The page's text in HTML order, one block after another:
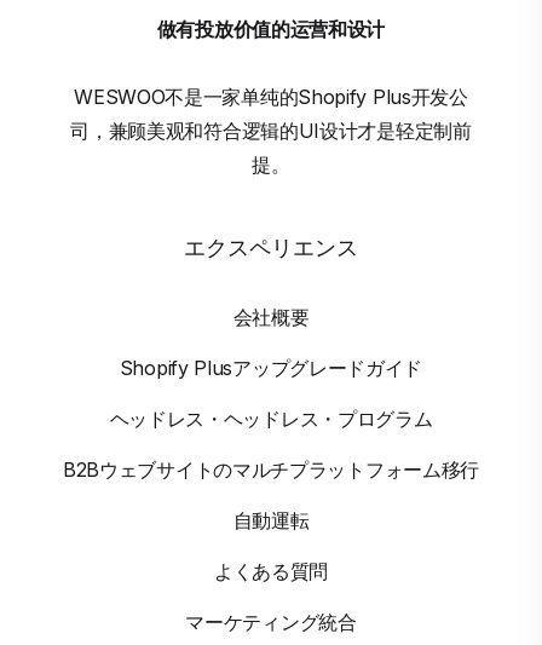
做有投放价值的运营和设计
WESWOO不是一家单纯的Shopify Plus开发公
司，兼顾美观和符合逻辑的UI设计才是轻定制前
提。
エクスペリエンス
会社概要
Shopify Plusアップグレードガイド
ヘッドレス・ヘッドレス・プログラム
B2Bウェブサイトのマルチプラットフォーム移行
自動運転
よくある質問
マーケティング統合